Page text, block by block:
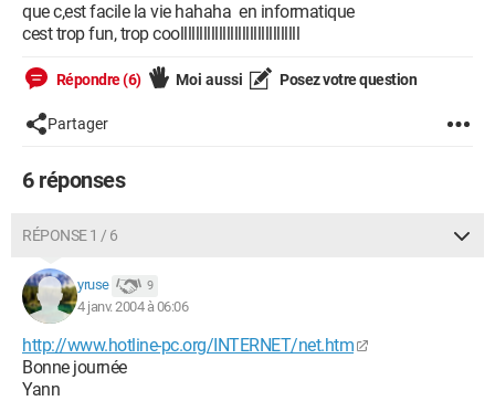
que c,est facile la vie hahaha en informatique
cest trop fun, trop coolllllllllllllllllllllllllllllll
Répondre (6) Moi aussi Posez votre question
Partager
6 réponses
RÉPONSE 1 / 6
yruse 9
4 janv. 2004 à 06:06
http://www.hotline-pc.org/INTERNET/net.htm
Bonne journée
Yann